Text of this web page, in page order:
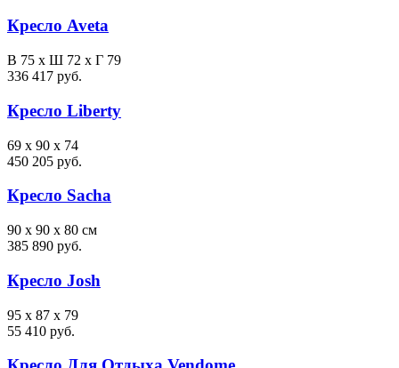
Кресло Aveta
В 75 х Ш 72 х Г 79
336 417 руб.
Кресло Liberty
69 x 90 x 74
450 205 руб.
Кресло Sacha
90 x 90 x 80 см
385 890 руб.
Кресло Josh
95 x 87 x 79
55 410 руб.